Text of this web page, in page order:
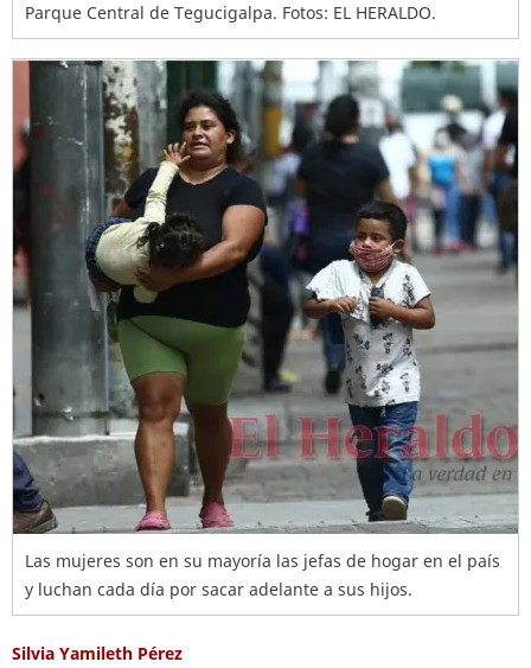
Parque Central de Tegucigalpa. Fotos: EL HERALDO.
Las mujeres son en su mayoría las jefas de hogar en el país
y luchan cada día por sacar adelante a sus hijos.
Silvia Yamileth Pérez